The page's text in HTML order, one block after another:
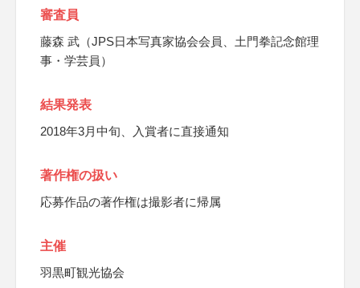
審査員
藤森 武（JPS日本写真家協会会員、土門拳記念館理
事・学芸員）
結果発表
2018年3月中旬、入賞者に直接通知
著作権の扱い
応募作品の著作権は撮影者に帰属
主催
羽黒町観光協会